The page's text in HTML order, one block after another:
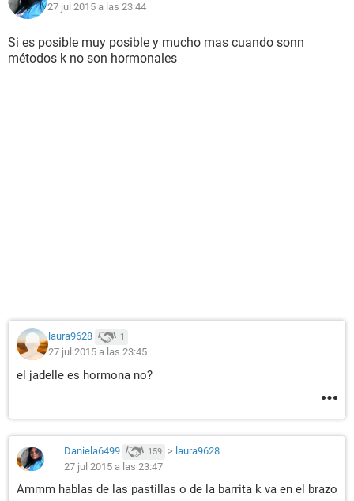
27 jul 2015 a las 23:44
Si es posible muy posible y mucho mas cuando sonn
métodos k no son hormonales
laura9628 1
27 jul 2015 a las 23:45
el jadelle es hormona no?
Daniela6499 159 > laura9628
27 jul 2015 a las 23:47
Ammm hablas de las pastillas o de la barrita k va en el brazo